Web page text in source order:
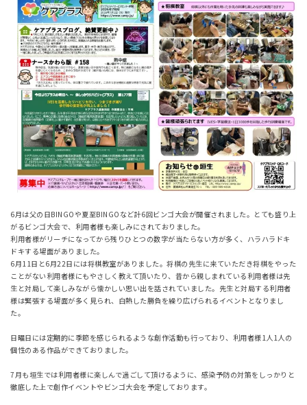
6月は父の日BINGOや夏至BINGOなど計6回ビンゴ大会が開催されました。とても盛り上
がるビンゴ大会で、利用者様も楽しみにされておりました。
利用者様がリーチになってから残りひとつの数字が当たらない方が多く、ハラハラドキ
ドキする場面がありました。
6月11日と6月22日には将棋教室がありました。将棋の先生に来ていただき将棋をやった
ことがない利用者様にもやさしく教えて頂いたり、昔から親しまれている利用者様は先
生と対局して楽しみながら懐かしい思い出を話されていました。先生と対局する利用者
様は緊張する場面が多く見られ、白熱した勝負を繰り広げられるイベントとなりまし
た。
日曜日には定期的に季節を感じられるような創作活動も行っており、利用者様1人1人の
個性のある作品ができておりました。
7月も垣生では利用者様に楽しんで過ごして頂けるように、感染予防の対策をしっかりと
徹底した上で創作イベントやビンゴ大会を予定しております。